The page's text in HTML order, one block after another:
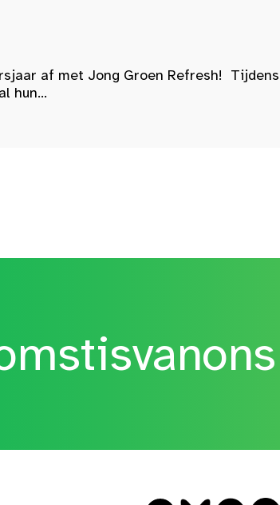
af met Jong Groen Refresh!
hun...